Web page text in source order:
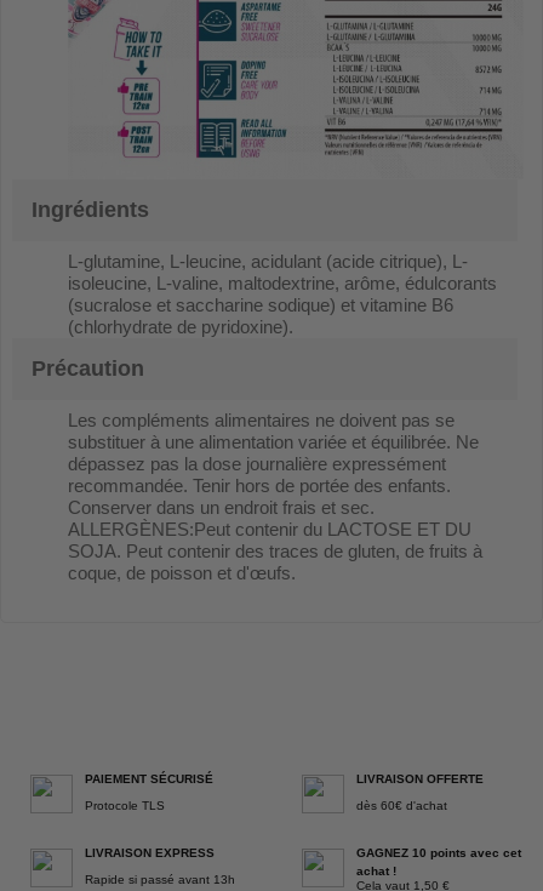
Ingrédients
L-glutamine, L-leucine, acidulant (acide citrique), L-
isoleucine, L-valine, maltodextrine, arôme, édulcorants
(sucralose et saccharine sodique) et vitamine B6
(chlorhydrate de pyridoxine).
Précaution
Les compléments alimentaires ne doivent pas se
substituer à une alimentation variée et équilibrée. Ne
dépassez pas la dose journalière expressément
recommandée. Tenir hors de portée des enfants.
Conserver dans un endroit frais et sec.
ALLERGÈNES:Peut contenir du LACTOSE ET DU
SOJA. Peut contenir des traces de gluten, de fruits à
coque, de poisson et d'œufs.
PAIEMENT SÉCURISÉ
Protocole TLS
LIVRAISON OFFERTE
dès 60€ d'achat
LIVRAISON EXPRESS
Rapide si passé avant 13h
GAGNEZ 10 points avec cet
achat !
Cela vaut 1,50 €